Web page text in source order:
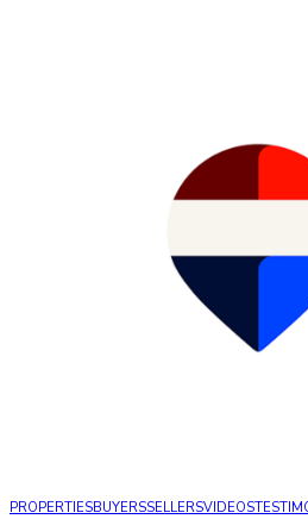
PROPERTIESBUYERSSELLERSVIDEOS